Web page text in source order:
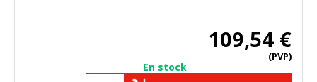
109,54 €
(PVP)
En stock